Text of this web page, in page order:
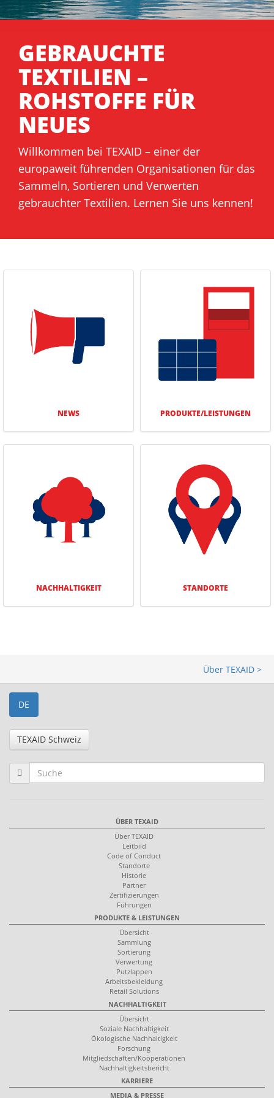
GEBRAUCHTE
TEXTILIEN –
ROHSTOFFE FÜR
NEUES
Willkommen bei TEXAID – einer der
europaweit führenden Organisationen für das
Sammeln, Sortieren und Verwerten
gebrauchter Textilien. Lernen Sie uns kennen!
NEWS PRODUKTE/­LEISTUNGEN
NACHHAL­TIG­KEIT STANDORTE
Über TEXAID >
DE
TEXAID Schweiz
ÜBER TEXAID
Über TEXAID
Leitbild
Code of Conduct
Standorte
Historie
Partner
Zertifizierungen
Führungen
PRODUKTE & LEISTUNGEN
Übersicht
Sammlung
Sortierung
Verwertung
Putzlappen
Arbeitsbekleidung
Retail Solutions
NACHHALTIGKEIT
Übersicht
Soziale Nachhaltigkeit
Ökologische Nachhaltigkeit
Forschung
Mitgliedschaften/Kooperationen
Nachhaltigkeitsbericht
KARRIERE
MEDIA & PRESSE